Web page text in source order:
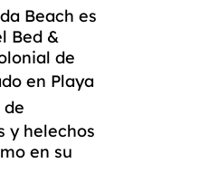
Beach es
Bed &
de
en Playa
de
y helechos
en su